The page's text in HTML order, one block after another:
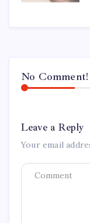
No
Leave a Reply
Your email